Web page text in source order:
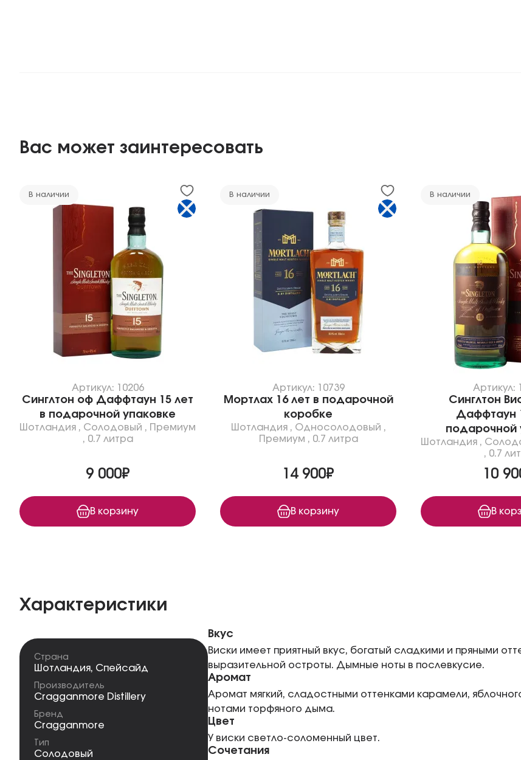
Вас может заинтересовать
В наличии
Артикул: 10206
Синглтон оф Даффтаун 15 лет
в подарочной упаковке
Шотландия , Солодовый , Премиум
, 0.7 литра
9 000₽
В корзину
В наличии
Артикул: 10739
Мортлах 16 лет в подарочной
коробке
Шотландия, Односолодовый ,
Премиум , 0.7 литра
14 900₽
В корзину
В наличии
Артикул:
Синглтон
Даффтаун
подарочной
Шотландия ,
, 0.7
10
В
Характеристики
Страна
Шотландия, Спейсайд
Производитель
Cragganmore Distillery
Бренд
Cragganmore
Тип
Солодовый
Вкус
Виски имеет приятный вкус, богатый сладкими и пряными
выразительной остроты. Дымные ноты в послевкусие.
Аромат
Аромат мягкий, сладостными оттенками карамели,
нотами торфяного дыма.
Цвет
У виски светло-соломенный цвет.
Сочетания